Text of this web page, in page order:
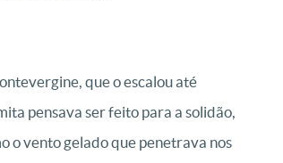
que o escalou até
pensava ser feito para a solidão,
o vento gelado que penetrava nos